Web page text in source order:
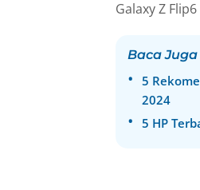
Galaxy Z
Baca Juga
5
2024
5 HP